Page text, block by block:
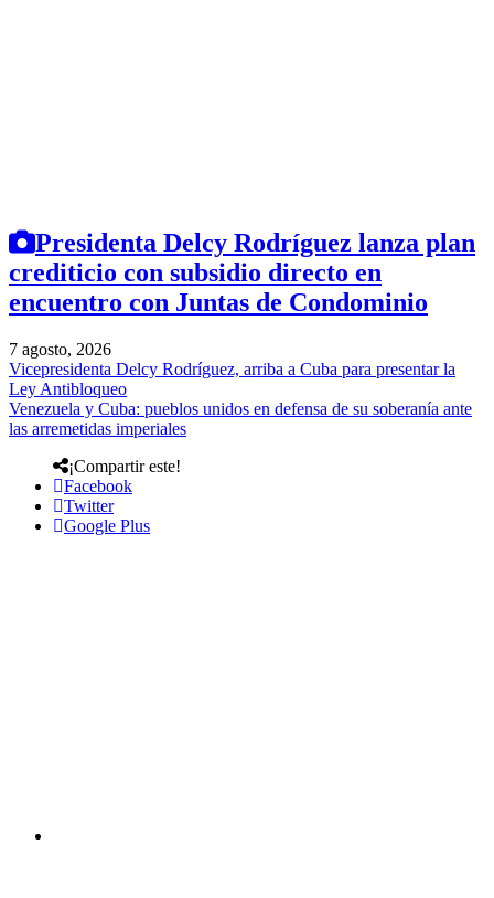
Presidenta Delcy Rodríguez lanza plan
crediticio con subsidio directo en
encuentro con Juntas de Condominio
7 agosto, 2026
Vicepresidenta Delcy Rodríguez, arriba a Cuba para presentar la
Ley Antibloqueo
Venezuela y Cuba: pueblos unidos en defensa de su soberanía ante
las arremetidas imperiales
¡Compartir este!
Facebook
Twitter
Google Plus